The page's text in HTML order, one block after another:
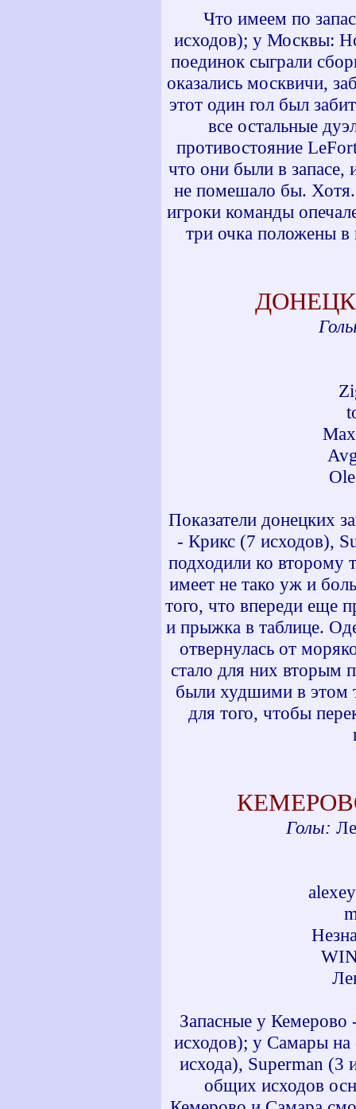
Что имеем по
исходов); у Москвы:
поединок сыграли
оказались москвичи,
этот один гол был
все остальные
противостояние
что они были в запасе,
не помешало бы.
игроки команды
три очка положены в
Показатели донецких
- Крикс (7 исходов),
подходили ко второму
имеет не тако уж и
того, что впереди еще
и прыжка в таблице.
отвернулась от
стало для них вторым
были худшими в этом
для того, чтобы
Голы:
Запасные у Кемерово
исходов); у Самары на
исхода), Superman (3
общих исходов